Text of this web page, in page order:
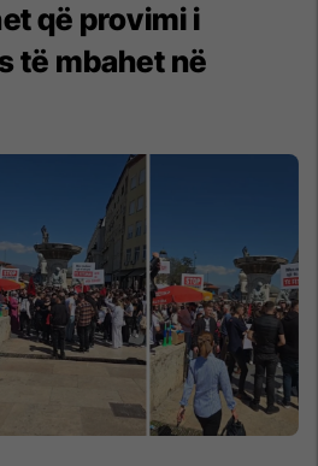
që provimi i
të mbahet në